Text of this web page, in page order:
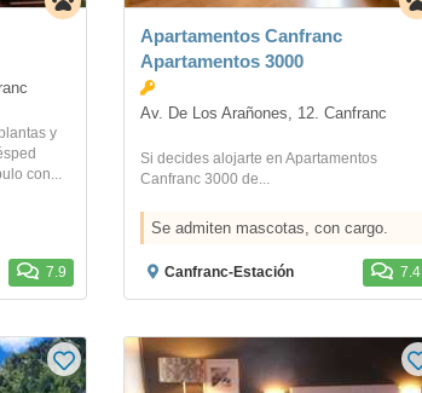
y
con...
7.9
Apartamentos Canfranc
Apartamentos 3000
Av. De Los Arañones, 12. Canfranc
Si decides alojarte en Apartamentos
Canfranc 3000 de...
Se admiten mascotas, con cargo.
Canfranc-Estación 7.4